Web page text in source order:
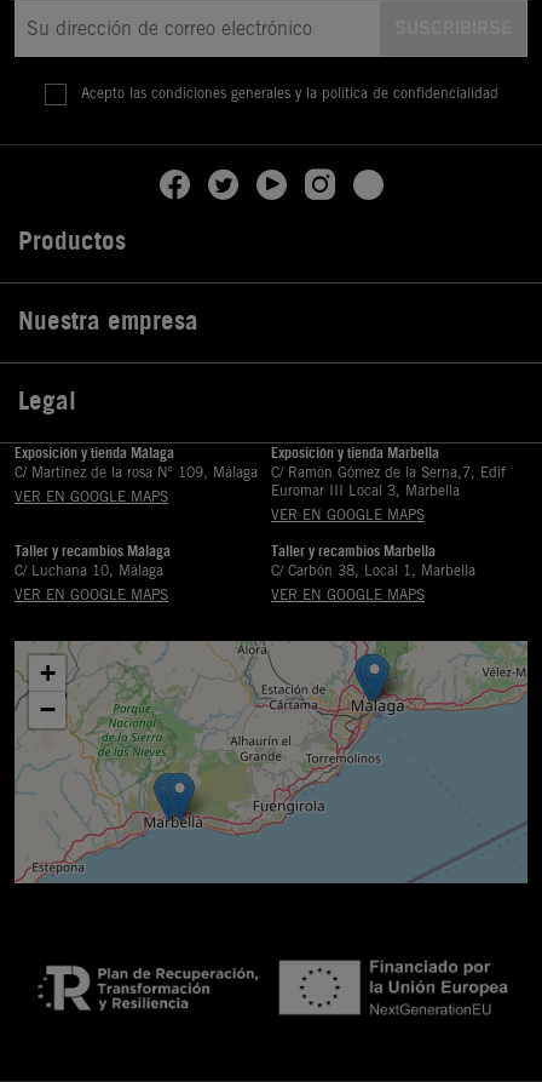
Acepto las condiciones generales y la política de confidencialidad
Productos
Nuestra empresa
Legal
Exposición y tienda Málaga
C/ Martinez de la rosa Nº 109, Málaga
VER EN GOOGLE MAPS
Exposición y tienda Marbella
C/ Ramón Gómez de la Serna,7, Edif
Euromar III Local 3, Marbella
VER EN GOOGLE MAPS
Taller y recambios Málaga
C/ Luchana 10, Málaga
VER EN GOOGLE MAPS
Taller y recambios Marbella
C/ Carbón 38, Local 1, Marbella
VER EN GOOGLE MAPS
+
−